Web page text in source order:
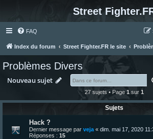
Street
FAQ
Index du forum Street Fighter.FR le site
Problèmes Divers
Nouveau sujet
27 sujets • Page 1 sur 1
Sujets
Hack ?
Dernier message par veja « dim. mai 17, 2020
Réponses : 15